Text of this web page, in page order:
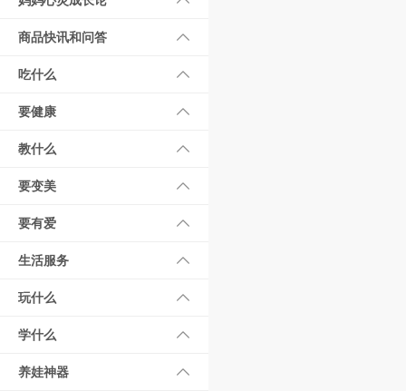
商品快讯和问答
吃什么
要健康
教什么
要变美
要有爱
生活服务
玩什么
学什么
养娃神器